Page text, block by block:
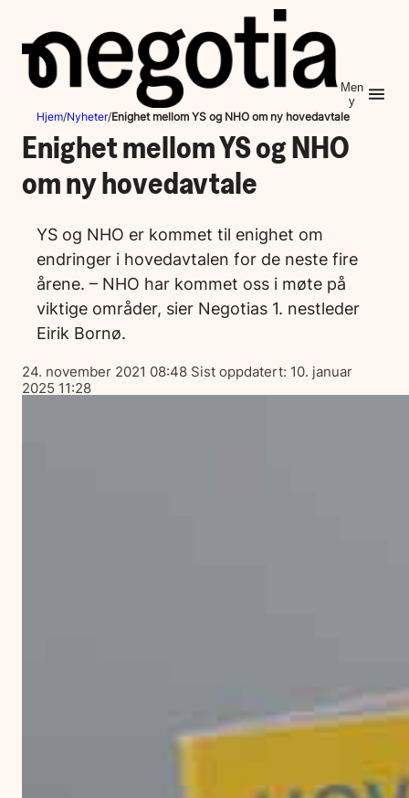
innhold
Men
y
Hjem/Nyheter/Enighet mellom YS og NHO om ny hovedavtale
Enighet mellom YS og NHO
om ny hovedavtale
YS og NHO er kommet til enighet om
endringer i hovedavtalen for de neste fire
årene. – NHO har kommet oss i møte på
viktige områder, sier Negotias 1. nestleder
Eirik Bornø.
Lagt
ut
på
24. november 2021 08:48 Sist oppdatert: 10. januar
2025 11:28